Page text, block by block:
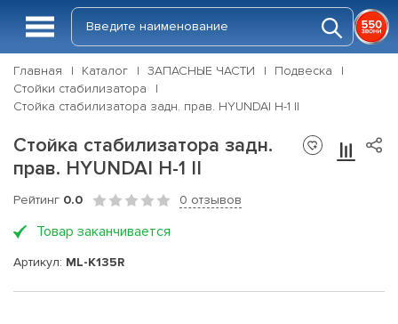
Главная Каталог ЗАПАСНЫЕ ЧАСТИ
Подвеска
Стойки стабилизатора
Стойка стабилизатора задн. прав. HYUNDAI H-1 II
Стойка стабилизатора задн.
прав. HYUNDAI H-1 II
Рейтинг 0.0 0 отзывов
Товар заканчивается
Артикул: ML-K135R